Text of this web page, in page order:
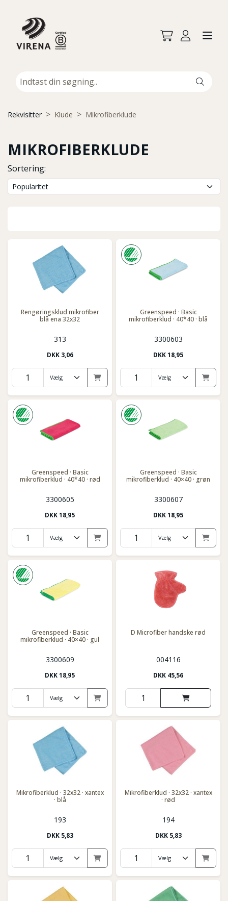
Rekvisitter Klude Mikrofiberklude
MIKROFIBERKLUDE
Sortering:
Rengøringsklud mikrofiber
blå ena 32x32
313
DKK 3,06
Greenspeed · Basic
mikrofiberklud · 40*40 · blå
3300603
DKK18,95
Greenspeed · Basic
mikrofiberklud · 40*40 · rød
3300605
DKK18,95
Greenspeed · Basic
mikrofiberklud · 40×40 · grøn
3300607
DKK18,95
Greenspeed · Basic
mikrofiberklud · 40×40 · gul
3300609
DKK18,95
D Microfiber handske rød
004116
DKK 45,56
Mikrofiberklud · 32x32 · xantex
· blå
193
DKK 5,83
Mikrofiberklud · 32x32 · xantex
· rød
194
DKK 5,83